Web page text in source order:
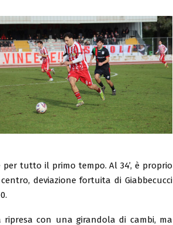
tutto il primo tempo. Al 34’, è proprio
deviazione fortuita di Giabbecucci
con una girandola di cambi, ma